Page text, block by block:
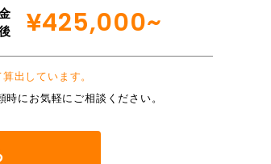
¥425,000~
出しています。
にお気軽にご相談ください。